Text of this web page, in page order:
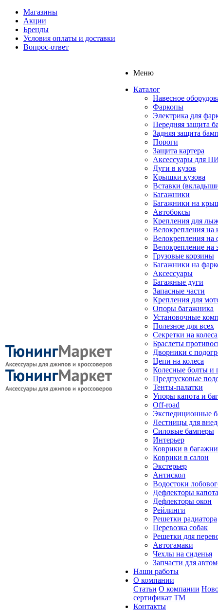
Магазины
Акции
Бренды
Условия оплаты и доставки
Вопрос-ответ
Меню
Каталог
Навесное
Фаркопы
Электрика для
Передняя защита
Задняя защита
Пороги
Защита картера
Аксессуары для
Дуги в кузов
Крышки кузова
Вставки
Багажники
Багажники на
Автобоксы
Крепления для
Велокрепления
Велокрепления на
Велокрепление на
Грузовые корзины
Багажники на
Аксессуары
Багажные дуги
Запасные части
Крепления для
Опоры багажника
Установочные
Полезное для всех
Секретки на колеса
Браслеты
Дворники с
Цепи на колеса
Колесные болты и
Предпусковые
Тенты-палатки
Упоры капота и
Off-road
Экспедиционные
Лестницы для
Силовые бамперы
Интерьер
Коврики в
Коврики в салон
Экстерьер
Антискол
Водостоки
Дефлекторы капота
Дефлекторы окон
Рейлинги
Решетки радиатора
Перевозка собак
Решетки для
Автогамаки
Чехлы на сиденья
Запчасти для
Наши работы
О компании
Статьи О компании
сертификат ТМ
Контакты